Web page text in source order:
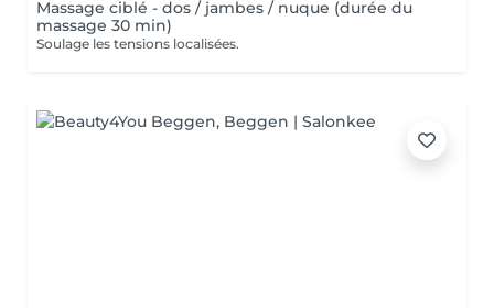
Massage ciblé - dos / jambes / nuque (durée du
massage 30 min)
Soulage les tensions localisées.